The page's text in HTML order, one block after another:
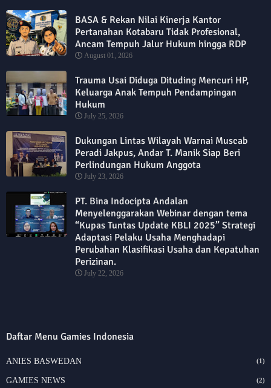
BASA & Rekan Nilai Kinerja Kantor
Pertanahan Kotabaru Tidak Profesional,
Ancam Tempuh Jalur Hukum hingga RDP
August 01, 2026
Trauma Usai Diduga Dituding Mencuri HP,
Keluarga Anak Tempuh Pendampingan
Hukum
July 25, 2026
Dukungan Lintas Wilayah Warnai Muscab
Peradi Jakpus, Andar T. Manik Siap Beri
Perlindungan Hukum Anggota
July 23, 2026
PT. Bina Indocipta Andalan
Menyelenggarakan Webinar dengan tema
“Kupas Tuntas Update KBLI 2025” Strategi
Adaptasi Pelaku Usaha Menghadapi
Perubahan Klasifikasi Usaha dan Kepatuhan
Perizinan.
July 22, 2026
Daftar Menu Gamies Indonesia
ANIES BASWEDAN (1)
GAMIES NEWS (2)